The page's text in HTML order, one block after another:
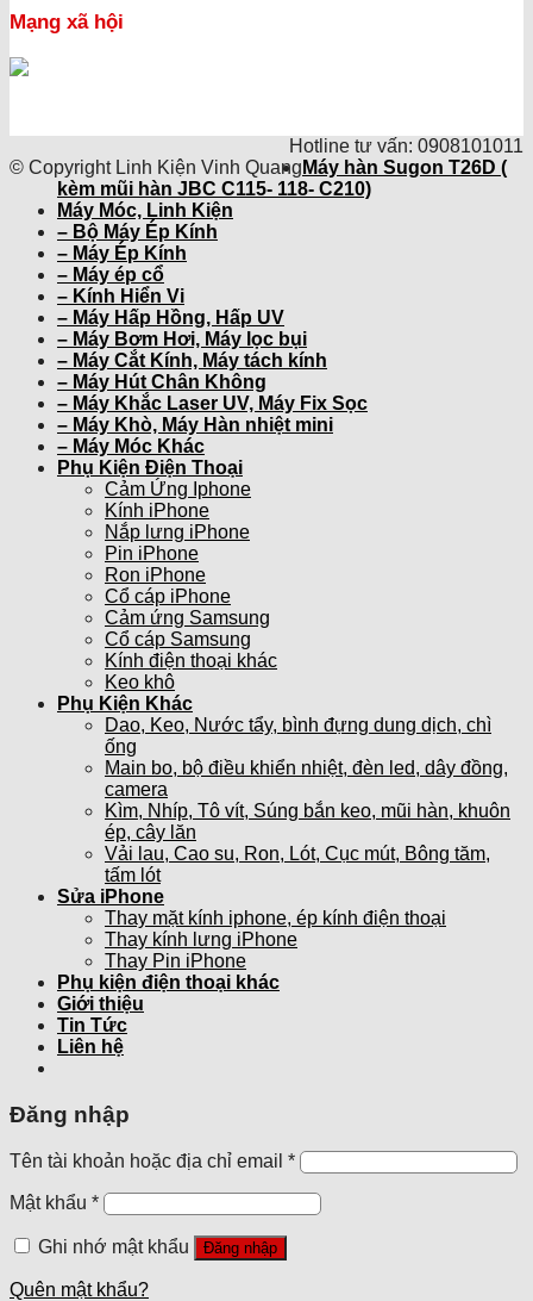
Mạng xã hội
Hotline tư vấn: 0908101011
© Copyright Linh Kiện Vinh Quang Máy hàn Sugon T26D (
kèm mũi hàn JBC C115- 118- C210)
Máy Móc, Linh Kiện
– Bộ Máy Ép Kính
– Máy Ép Kính
– Máy ép cổ
– Kính Hiển Vi
– Máy Hấp Hồng, Hấp UV
– Máy Bơm Hơi, Máy lọc bụi
– Máy Cắt Kính, Máy tách kính
– Máy Hút Chân Không
– Máy Khắc Laser UV, Máy Fix Sọc
– Máy Khò, Máy Hàn nhiệt mini
– Máy Móc Khác
Phụ Kiện Điện Thoại
Cảm Ứng Iphone
Kính iPhone
Nắp lưng iPhone
Pin iPhone
Ron iPhone
Cổ cáp iPhone
Cảm ứng Samsung
Cổ cáp Samsung
Kính điện thoại khác
Keo khô
Phụ Kiện Khác
Dao, Keo, Nước tẩy, bình đựng dung dịch, chì
ống
Main bo, bộ điều khiển nhiệt, đèn led, dây đồng,
camera
Kìm, Nhíp, Tô vít, Súng bắn keo, mũi hàn, khuôn
ép, cây lăn
Vải lau, Cao su, Ron, Lót, Cục mút, Bông tăm,
tấm lót
Sửa iPhone
Thay mặt kính iphone, ép kính điện thoại
Thay kính lưng iPhone
Thay Pin iPhone
Phụ kiện điện thoại khác
Giới thiệu
Tin Tức
Liên hệ
Đăng nhập
Tên tài khoản hoặc địa chỉ email *
Mật khẩu *
Ghi nhớ mật khẩu Đăng nhập
Quên mật khẩu?